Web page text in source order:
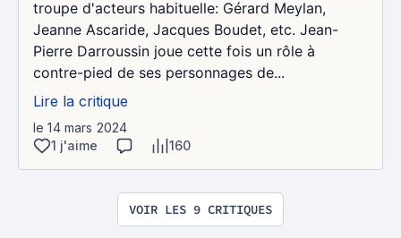
troupe d'acteurs habituelle: Gérard Meylan,
Jeanne Ascaride, Jacques Boudet, etc. Jean-
Pierre Darroussin joue cette fois un rôle à
contre-pied de ses personnages de...
Lire la critique
le 14 mars 2024
1 j'aime
160
VOIR LES 9 CRITIQUES